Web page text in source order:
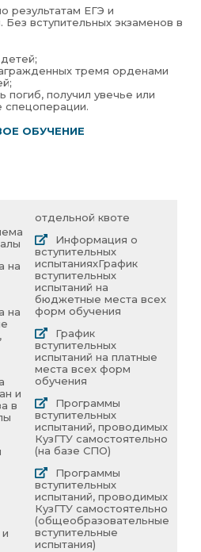
результатам ЕГЭ и
Без вступительных экзаменов в
тремя орденами
погиб, получил увечье или
спецоперации.
ОБУЧЕНИЕ
на
на
и
в
отдельной квоте
Информация о
вступительных
испытанияхГрафик
вступительных
испытаний на
бюджетные места всех
форм обучения
График
вступительных
испытаний на платные
места всех форм
обучения
Программы
вступительных
испытаний, проводимых
КузГТУ самостоятельно
(на базе СПО)
Программы
вступительных
испытаний, проводимых
КузГТУ самостоятельно
(общеобразовательные
вступительные
испытания)